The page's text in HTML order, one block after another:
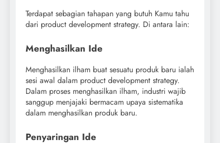
Terdapat sebagian tahapan yang butuh Kamu tahu
dari product development strategy. Di antara lain:
Menghasilkan Ide
Menghasilkan ilham buat sesuatu produk baru ialah
sesi awal dalam product development strategy.
Dalam proses menghasilkan ilham, industri wajib
sanggup menjajaki bermacam upaya sistematika
dalam menghasilkan produk baru.
Penyaringan Ide